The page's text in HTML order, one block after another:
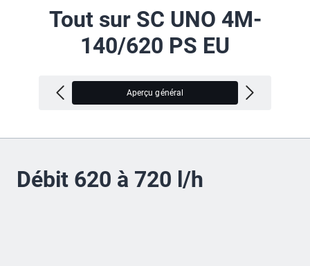
Tout sur SC UNO 4M-
140/620 PS EU
Aperçu général
Débit 620 à 720 l/h